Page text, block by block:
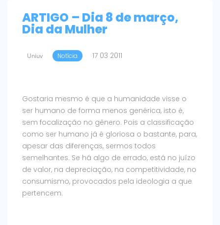
ARTIGO – Dia 8 de março,
Dia da Mulher
Uniuv Notícia 17 03 2011
Gostaria mesmo é que a humanidade visse o
ser humano de forma menos genérica, isto é,
sem focalização no gênero. Pois a classificação
como ser humano já é gloriosa o bastante, para,
apesar das diferenças, sermos todos
semelhantes. Se há algo de errado, está no juízo
de valor, na depreciação, na competitividade, no
consumismo, provocados pela ideologia a que
pertencem.